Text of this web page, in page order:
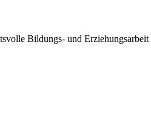
Bildungs- und